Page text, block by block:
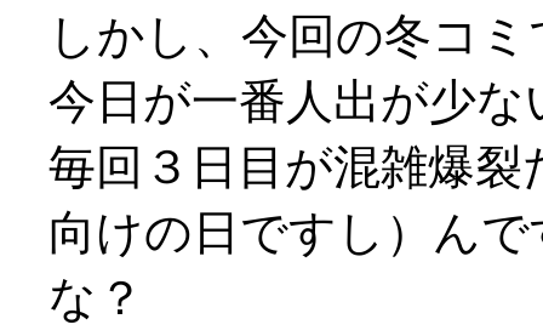
しかし、今回の冬コ
今日が一番人出が少
毎回３日目が混雑爆
向けの日ですし）ん
な？